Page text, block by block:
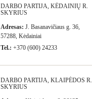
DARBO PARTIJA, KĖDAINIŲ R.
SKYRIUS
Adresas: J. Basanavičiaus g. 36,
57288, Kėdainiai
Tel.: +370 (600) 24233
DARBO PARTIJA, KLAIPĖDOS R.
SKYRIUS